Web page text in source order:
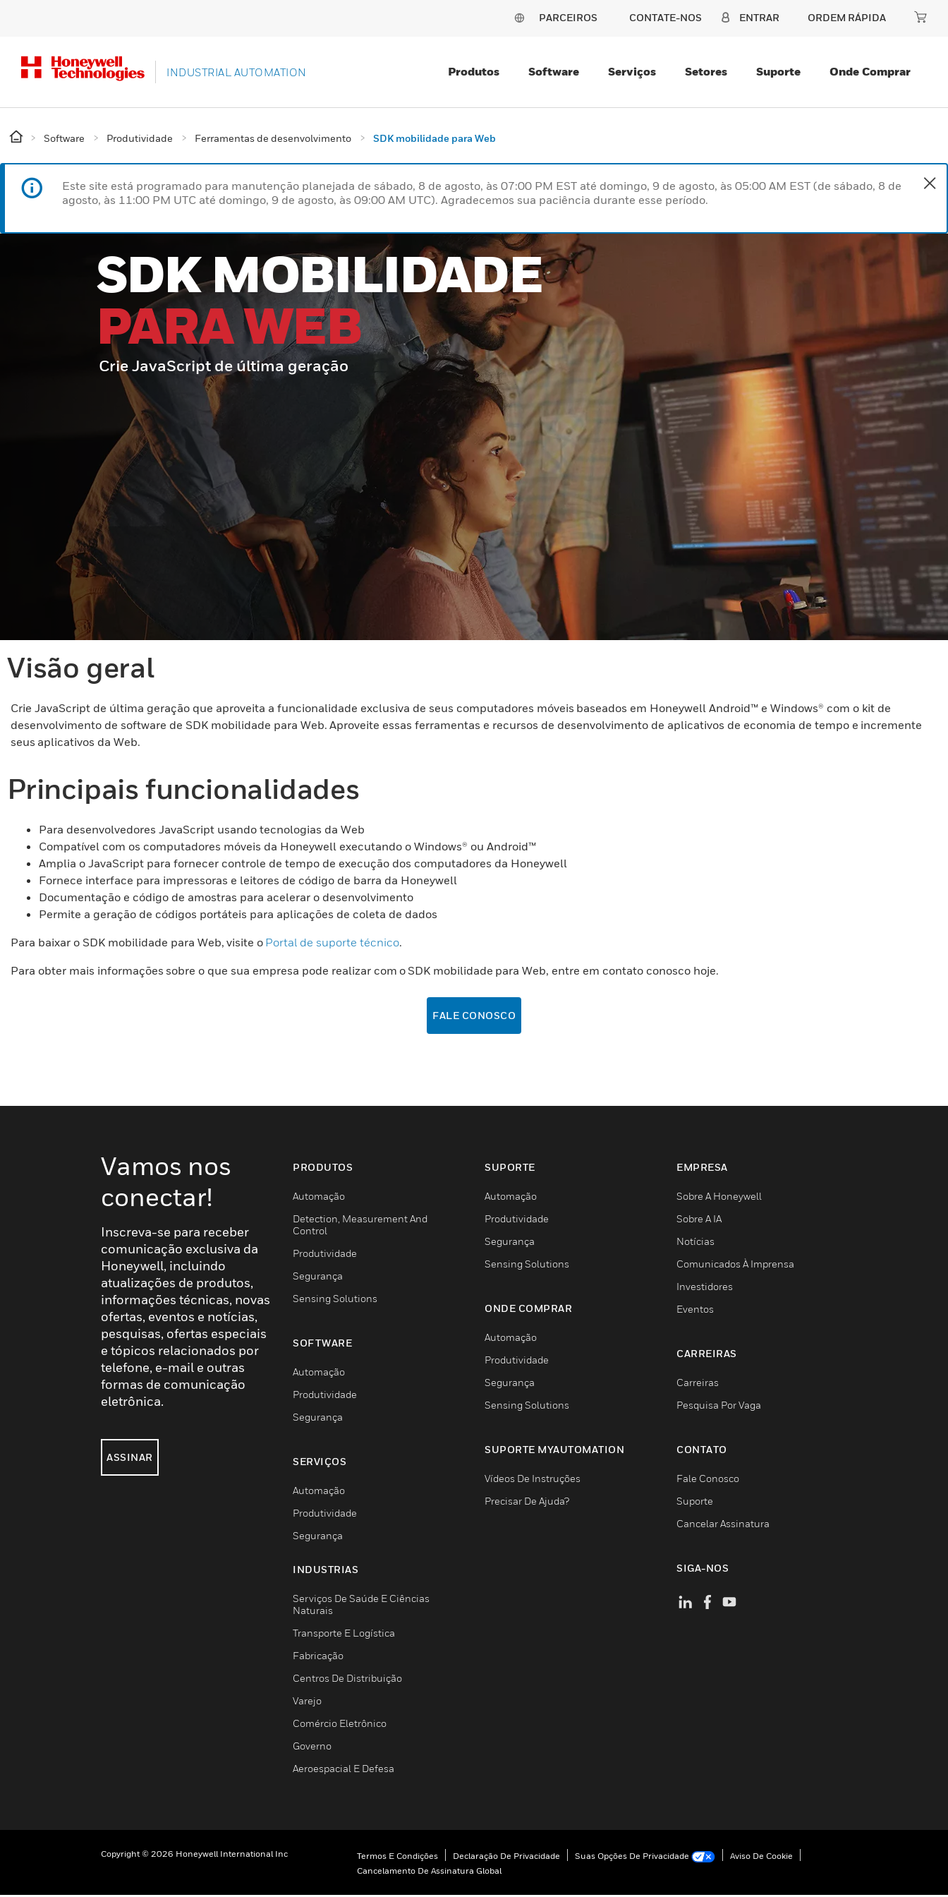
PARCEIROS CONTATE-NOS ENTRAR ORDEM RÁPIDA
INDUSTRIAL AUTOMATION Produtos Software Serviços Setores Suporte Onde Comprar
Software Produtividade Ferramentas de desenvolvimento SDK mobilidade para Web
Este site está programado para manutenção planejada de sábado, 8 de agosto, às 07:00 PM EST até domingo, 9 de agosto, às 05:00 AM EST (de sábado, 8 de
agosto, às 11:00 PM UTC até domingo, 9 de agosto, às 09:00 AM UTC). Agradecemos sua paciência durante esse período.
SDK MOBILIDADE
PARA WEB
Crie JavaScript de última geração
Visão geral
Crie JavaScript de última geração que aproveita a funcionalidade exclusiva de seus computadores móveis baseados em Honeywell Android™ e Windows® com o kit de
desenvolvimento de software de SDK mobilidade para Web. Aproveite essas ferramentas e recursos de desenvolvimento de aplicativos de economia de tempo e incremente
seus aplicativos da Web.
Principais funcionalidades
Para desenvolvedores JavaScript usando tecnologias da Web
Compatível com os computadores móveis da Honeywell executando o Windows® ou Android™
Amplia o JavaScript para fornecer controle de tempo de execução dos computadores da Honeywell
Fornece interface para impressoras e leitores de código de barra da Honeywell
Documentação e código de amostras para acelerar o desenvolvimento
Permite a geração de códigos portáteis para aplicações de coleta de dados
Para baixar o SDK mobilidade para Web, visite o Portal de suporte técnico.
Para obter mais informações sobre o que sua empresa pode realizar com o SDK mobilidade para Web, entre em contato conosco hoje.
FALE CONOSCO
Vamos nos
conectar!
Inscreva-se para receber
comunicação exclusiva da
Honeywell, incluindo
atualizações de produtos,
informações técnicas, novas
ofertas, eventos e notícias,
pesquisas, ofertas especiais
e tópicos relacionados por
telefone, e-mail e outras
formas de comunicação
eletrônica.
ASSINAR
PRODUTOS
Automação
Detection, Measurement And
Control
Produtividade
Segurança
Sensing Solutions
SOFTWARE
Automação
Produtividade
Segurança
SERVIÇOS
Automação
Produtividade
Segurança
INDUSTRIAS
Serviços De Saúde E Ciências
Naturais
Transporte E Logística
Fabricação
Centros De Distribuição
Varejo
Comércio Eletrônico
Governo
Aeroespacial E Defesa
SUPORTE
Automação
Produtividade
Segurança
Sensing Solutions
ONDE COMPRAR
Automação
Produtividade
Segurança
Sensing Solutions
SUPORTE MYAUTOMATION
Vídeos De Instruções
Precisar De Ajuda?
EMPRESA
Sobre A Honeywell
Sobre A IA
Notícias
Comunicados À Imprensa
Investidores
Eventos
CARREIRAS
Carreiras
Pesquisa Por Vaga
CONTATO
Fale Conosco
Suporte
Cancelar Assinatura
SIGA-NOS
Copyright © 2026 Honeywell International Inc Termos E Condições Declaração De Privacidade Suas Opções De Privacidade
Aviso De Cookie
Cancelamento De Assinatura Global